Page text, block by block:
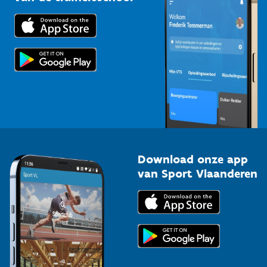
Trainers en begeleiders
Topsporters
Downloads
Voor de pers
Download onze app
van Sport Vlaanderen